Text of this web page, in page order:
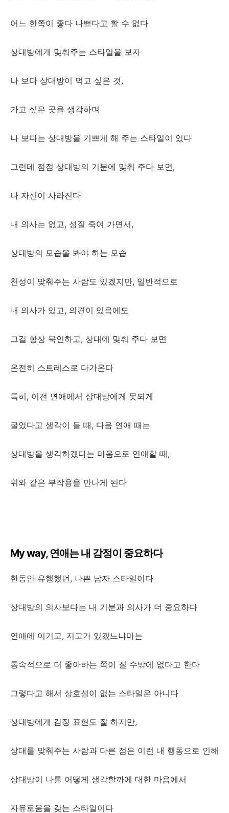
어느 한쪽이 좋다 나쁘다고 할 수 없다
상대방에게 맞춰주는 스타일을 보자
나 보다 상대방이 먹고 싶은 것,
가고 싶은 곳을 생각하며
나 보다는 상대방을 기쁘게 해 주는 스타일이 있다
그런데 점점 상대방의 기분에 맞춰 주다 보면,
나 자신이 사라진다
내 의사는 없고, 성질 죽여 가면서,
상대방의 모습을 봐야 하는 모습
천성이 맞춰주는 사람도 있겠지만, 일반적으로
내 의사가 있고, 의견이 있음에도
그걸 항상 묵인하고, 상대에 맞춰 주다 보면
온전히 스트레스로 다가온다
특히, 이전 연애에서 상대방에게 못되게
굴었다고 생각이 들 때, 다음 연애 때는
상대방을 생각하겠다는 마음으로 연애할 때,
위와 같은 부작용을 만나게 된다
My way, 연애는 내 감정이 중요하다
한동안 유행했던, 나쁜 남자 스타일이다
상대방의 의사보다는 내 기분과 의사가 더 중요하다
연애에 이기고, 지고가 있겠느냐마는
통속적으로 더 좋아하는 쪽이 질 수밖에 없다고 한다
그렇다고 해서 상호성이 없는 스타일은 아니다
상대방에게 감정 표현도 잘 하지만,
상대를 맞춰주는 사람과 다른 점은 이런 내 행동으로 인해
상대방이 나를 어떻게 생각할까에 대한 마음에서
자유로움을 갖는 스타일이다